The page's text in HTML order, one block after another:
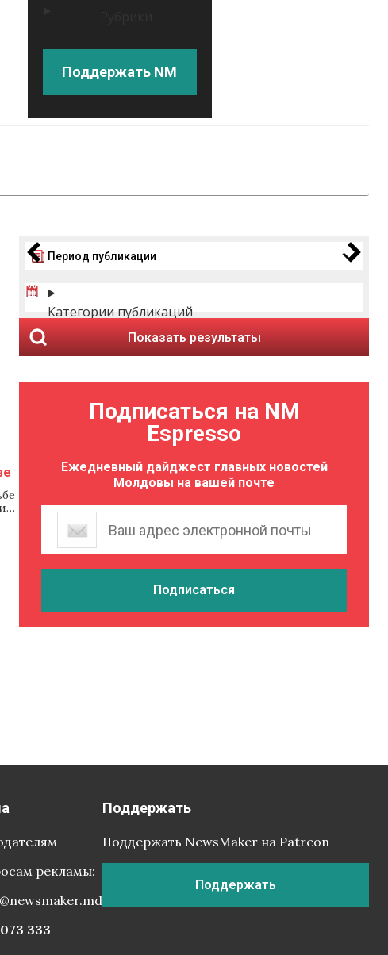
Поддержать NM
Период публикации
Категории публикаций
Показать результаты
Подписаться на NM
Espresso
Ежедневный дайджест главных новостей
Молдовы на вашей почте
рекламы:
333
Поддержать
Поддержать NewsMaker на Patreon
Поддержать